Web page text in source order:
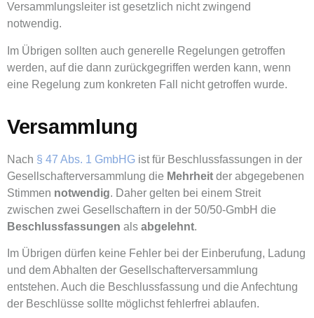
Versammlungsleiter ist gesetzlich nicht zwingend
notwendig.
Im Übrigen sollten auch generelle Regelungen getroffen
werden, auf die dann zurückgegriffen werden kann, wenn
eine Regelung zum konkreten Fall nicht getroffen wurde.
Versammlung
Nach § 47 Abs. 1 GmbHG ist für Beschlussfassungen in der
Gesellschafterversammlung die Mehrheit der abgegebenen
Stimmen notwendig. Daher gelten bei einem Streit
zwischen zwei Gesellschaftern in der 50/50-GmbH die
Beschlussfassungen als abgelehnt.
Im Übrigen dürfen keine Fehler bei der Einberufung, Ladung
und dem Abhalten der Gesellschafterversammlung
entstehen. Auch die Beschlussfassung und die Anfechtung
der Beschlüsse sollte möglichst fehlerfrei ablaufen.